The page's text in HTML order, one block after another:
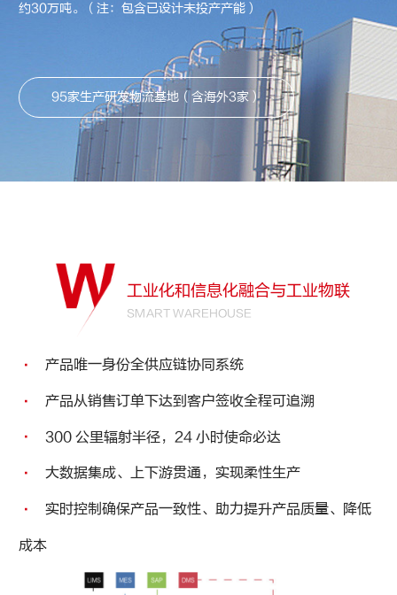
约30万吨。（注：包含已设计未投产产能）
95家生产研发物流基地（含海外3家）
工业化和信息化融合与工业物联
SMART WAREHOUSE
· 产品唯一身份全供应链协同系统
· 产品从销售订单下达到客户签收全程可追溯
· 300 公里辐射半径，24 小时使命必达
· 大数据集成、上下游贯通，实现柔性生产
· 实时控制确保产品一致性、助力提升产品质量、降低
成本